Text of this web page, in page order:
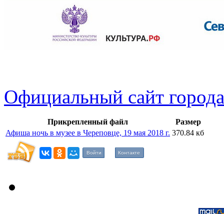
Официальный сайт
Прикрепленный файл
Размер
Афиша ночь в музее в Череповце, 19 мая 2018 г. 370.84 кб
Войти Контакте